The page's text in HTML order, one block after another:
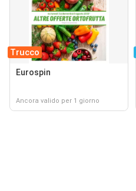
Trucco
Eurospin
Ancora valido per 1 giorno